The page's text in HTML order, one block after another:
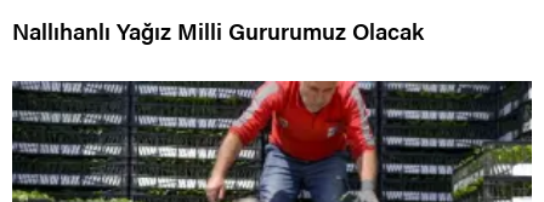
Nallıhanlı Yağız Milli Gururumuz Olacak